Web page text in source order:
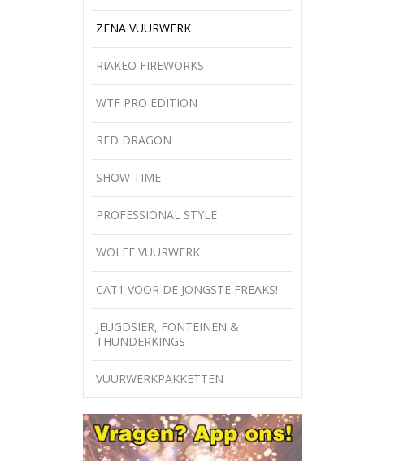
ZENA VUURWERK
RIAKEO FIREWORKS
WTF PRO EDITION
RED DRAGON
SHOW TIME
PROFESSIONAL STYLE
WOLFF VUURWERK
CAT1 VOOR DE JONGSTE FREAKS!
JEUGDSIER, FONTEINEN &
THUNDERKINGS
VUURWERKPAKKETTEN